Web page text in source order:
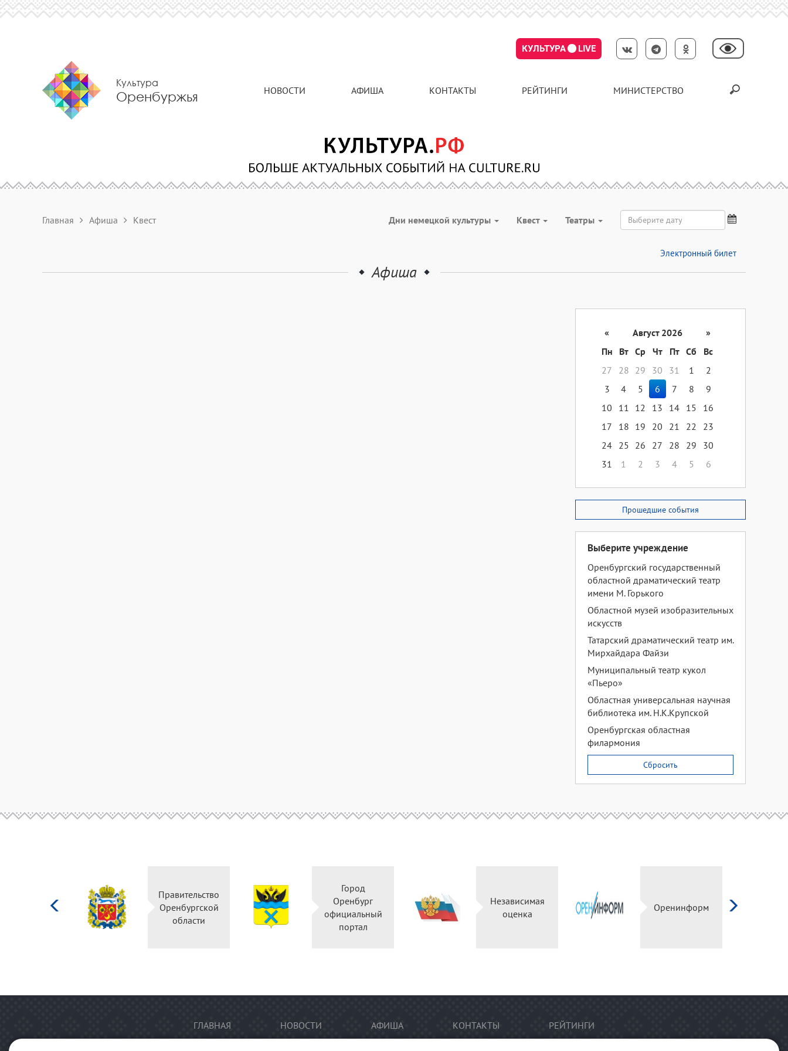
КУЛЬТУРА LIVE
Культура
Оренбуржья НОВОСТИ АФИША КОНТАКТЫ РЕЙТИНГИ МИНИСТЕРСТВО
Главная Афиша Квест Дни немецкой культуры Квест Театры
Электронный билет
Афиша
« Август 2026
»
Пн
Вт Ср Чт Пт Сб
Вс
27
28 29 30 31 1
2
3
4 5 6 7 8
9
10
11 12 13 14 15
16
17
18 19 20 21 22
23
24 25 26 27 28 29
30
31
1 2 3 4 5 6
Прошедшие события
Выберите учреждение
Оренбургский государственный
областной драматический театр
имени М. Горького
Областной музей изобразительных
искусств
Татарский драматический театр им.
Мирхайдара Файзи
Муниципальный театр кукол
«Пьеро»
Областная универсальная научная
библиотека им. Н.К.Крупской
Оренбургская областная
филармония
Сбросить
Правительство
Оренбургской
области
Город
Оренбург
официальный
портал
Независимая
оценка
Оренинформ
ГЛАВНАЯ НОВОСТИ АФИША КОНТАКТЫ РЕЙТИНГИ